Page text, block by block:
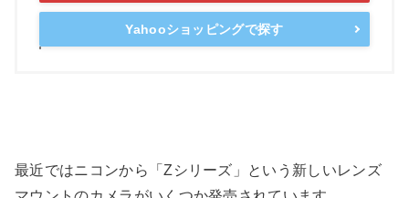
Yahooショッピングで探す
最近ではニコンから「Zシリーズ」という新しいレンズ